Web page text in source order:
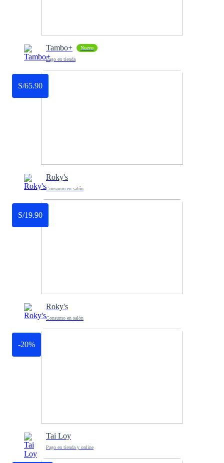
Tambo+ Nuevo
Pago en tienda
S/65.90
Roky's
Consumo en salón
S/19.90
Roky's
Consumo en salón
-20%
Tai Loy
Pago en tienda y online